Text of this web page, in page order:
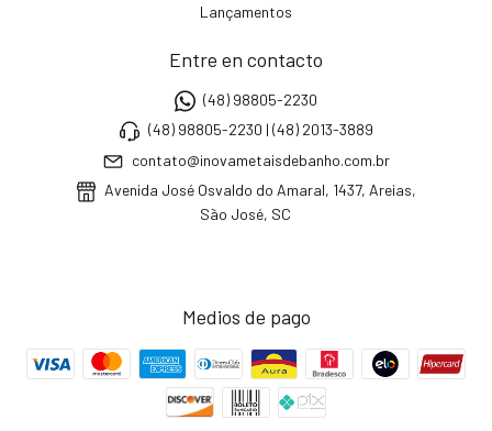
Lançamentos
Entre en contacto
(48) 98805-2230
(48) 98805-2230 | (48) 2013-3889
contato@inovametaisdebanho.com.br
Avenida José Osvaldo do Amaral, 1437, Areias,
São José, SC
Medios de pago